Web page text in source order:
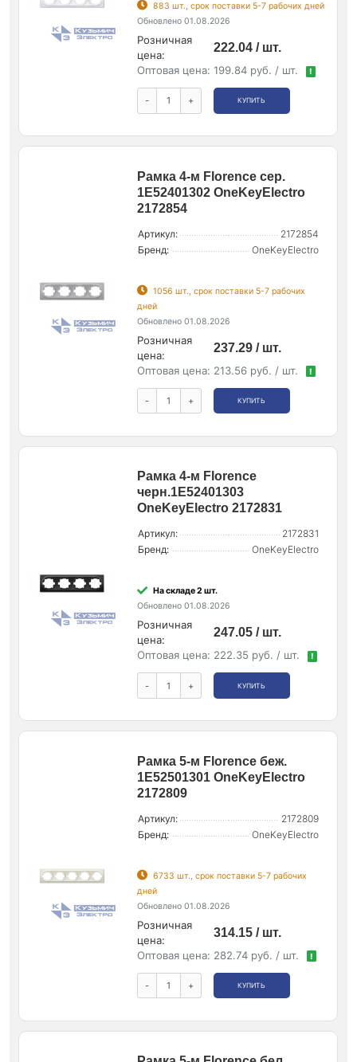
883 шт., срок поставки 5-7 рабочих дней
Обновлено 01.08.2026
Розничная
цена:
222.04 / шт.
Оптовая цена: 199.84 руб. / шт. !
- + КУПИТЬ
Рамка 4-м Florence сер.
1E52401302 OneKeyElectro
2172854
Артикул:
2172854
Бренд:
OneKeyElectro
1056 шт., срок поставки 5-7 рабочих
дней
Обновлено 01.08.2026
Розничная
цена:
237.29 / шт.
Оптовая цена: 213.56 руб. / шт. !
- + КУПИТЬ
Рамка 4-м Florence
черн.1E52401303
OneKeyElectro 2172831
Артикул:
2172831
Бренд:
OneKeyElectro
На складе 2 шт.
Обновлено 01.08.2026
Розничная
цена:
247.05 / шт.
Оптовая цена: 222.35 руб. / шт. !
- + КУПИТЬ
Рамка 5-м Florence беж.
1E52501301 OneKeyElectro
2172809
Артикул:
2172809
Бренд:
OneKeyElectro
6733 шт., срок поставки 5-7 рабочих
дней
Обновлено 01.08.2026
Розничная
цена:
314.15 / шт.
Оптовая цена: 282.74 руб. / шт. !
- + КУПИТЬ